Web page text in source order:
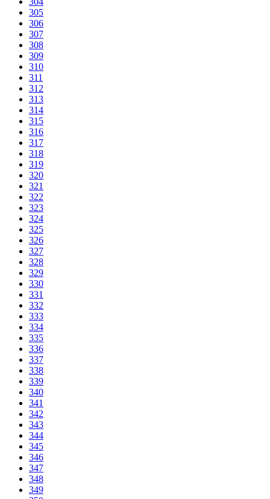
305
306
307
308
309
310
311
312
313
314
315
316
317
318
319
320
321
322
323
324
325
326
327
328
329
330
331
332
333
334
335
336
337
338
339
340
341
342
343
344
345
346
347
348
349